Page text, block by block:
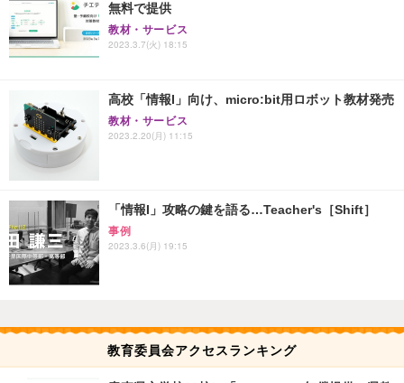
無料で提供
教材・サービス
2023.3.7(火) 18:15
高校「情報I」向け、micro:bit用ロボット教材発売
教材・サービス
2023.2.20(月) 11:15
「情報I」攻略の鍵を語る…Teacher's［Shift］
事例
2023.3.6(月) 19:15
教育委員会アクセスランキング